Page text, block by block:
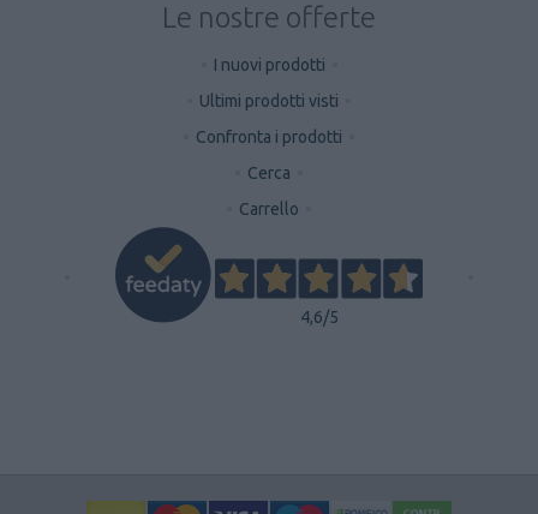
Le nostre offerte
I nuovi prodotti
Ultimi prodotti visti
Confronta i prodotti
Cerca
Carrello
4,6/5